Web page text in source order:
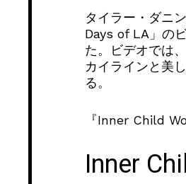
タイラー・ダニ
Days of LA」の
た。ビデオでは
カイラインと美
る。
『Inner Child
Inner